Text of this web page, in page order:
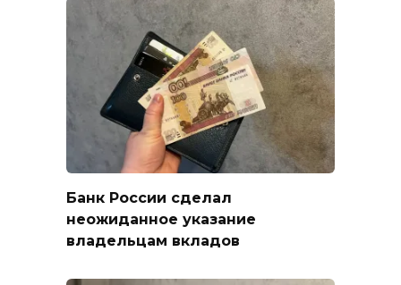
Банк России сделал
неожиданное указание
владельцам вкладов